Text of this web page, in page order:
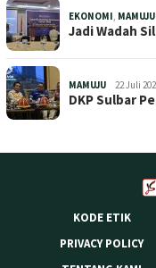
EKONOMI, MAMUJU
Jadi Wadah
MAMUJU 22 Juli
DKP Sulbar
KODE ETIK
PRIVACY POLICY